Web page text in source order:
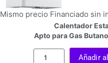
Mismo precio Financiado sin
Calentador
Apto para Gas
Añadir